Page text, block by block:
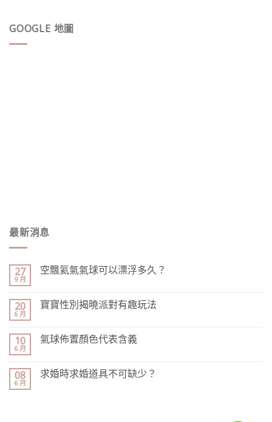
GOOGLE 地圖
最新消息
27
9 月
空飄氦氣氣球可以漂浮多久？
20
6 月
寶寶性別揭曉派對有趣玩法
10
6 月
氣球佈置顏色代表含義
08
6 月
求婚時求婚道具不可缺少？